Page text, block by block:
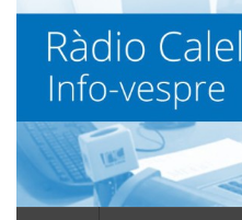
La Banqueta
Transmissions Esportives
Pòdcasts
Vídeos
Graella
Publicitat